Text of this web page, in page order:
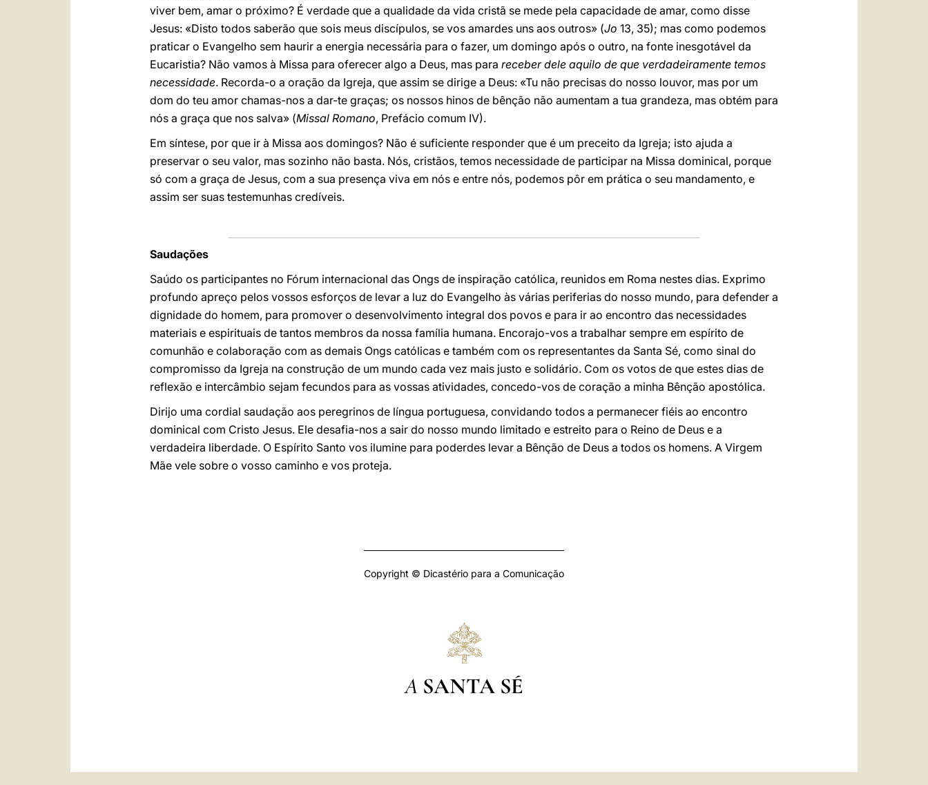
viver bem, amar o próximo? É verdade que a qualidade da vida cristã se mede pela capacidade de amar, como disse
Jesus: «Disto todos saberão que sois meus discípulos, se vos amardes uns aos outros» (Jo 13, 35); mas como podemos
praticar o Evangelho sem haurir a energia necessária para o fazer, um domingo após o outro, na fonte inesgotável da
Eucaristia? Não vamos à Missa para oferecer algo a Deus, mas para receber dele aquilo de que verdadeiramente temos
necessidade. Recorda-o a oração da Igreja, que assim se dirige a Deus: «Tu não precisas do nosso louvor, mas por um
dom do teu amor chamas-nos a dar-te graças; os nossos hinos de bênção não aumentam a tua grandeza, mas obtém para
nós a graça que nos salva» (Missal Romano, Prefácio comum IV).
Em síntese, por que ir à Missa aos domingos? Não é suficiente responder que é um preceito da Igreja; isto ajuda a
preservar o seu valor, mas sozinho não basta. Nós, cristãos, temos necessidade de participar na Missa dominical, porque
só com a graça de Jesus, com a sua presença viva em nós e entre nós, podemos pôr em prática o seu mandamento, e
assim ser suas testemunhas credíveis.
Saudações
Saúdo os participantes no Fórum internacional das Ongs de inspiração católica, reunidos em Roma nestes dias. Exprimo
profundo apreço pelos vossos esforços de levar a luz do Evangelho às várias periferias do nosso mundo, para defender a
dignidade do homem, para promover o desenvolvimento integral dos povos e para ir ao encontro das necessidades
materiais e espirituais de tantos membros da nossa família humana. Encorajo-vos a trabalhar sempre em espírito de
comunhão e colaboração com as demais Ongs católicas e também com os representantes da Santa Sé, como sinal do
compromisso da Igreja na construção de um mundo cada vez mais justo e solidário. Com os votos de que estes dias de
reflexão e intercâmbio sejam fecundos para as vossas atividades, concedo-vos de coração a minha Bênção apostólica.
Dirijo uma cordial saudação aos peregrinos de língua portuguesa, convidando todos a permanecer fiéis ao encontro
dominical com Cristo Jesus. Ele desafia-nos a sair do nosso mundo limitado e estreito para o Reino de Deus e a
verdadeira liberdade. O Espírito Santo vos ilumine para poderdes levar a Bênção de Deus a todos os homens. A Virgem
Mãe vele sobre o vosso caminho e vos proteja.
Copyright © Dicastério para a Comunicação
A SANTA SÉ